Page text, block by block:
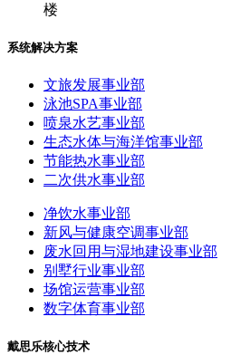
楼
系统解决方案
文旅发展事业部
泳池SPA事业部
喷泉水艺事业部
生态水体与海洋馆事业部
节能热水事业部
二次供水事业部
净饮水事业部
新风与健康空调事业部
废水回用与湿地建设事业部
别墅行业事业部
场馆运营事业部
数字体育事业部
戴思乐核心技术